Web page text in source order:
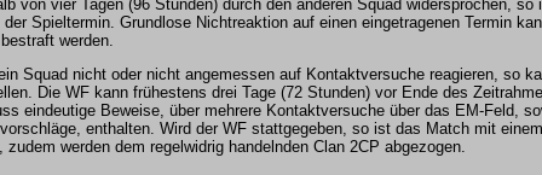
von vier Tagen (96 Stunden) durch den anderen Squad widersprochen, so
der Spieltermin. Grundlose Nichtreaktion auf einen eingetragenen Termin
werden.
Squad nicht oder nicht angemessen auf Kontaktversuche reagieren, so
Die WF kann frühestens drei Tage (72 Stunden) vor Ende des
eindeutige Beweise, über mehrere Kontaktversuche über das EM-Feld,
enthalten. Wird der WF stattgegeben, so ist das Match mit
zudem werden dem regelwidrig handelnden Clan 2CP abgezogen.